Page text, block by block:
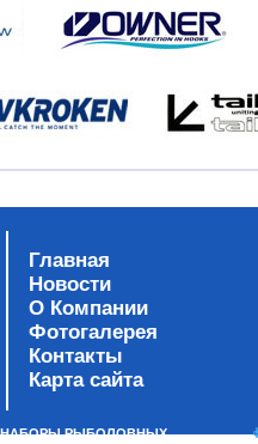
Главная
Новости
О Компании
Фотогалерея
Контакты
Карта сайта
НАБОРЫ РЫБОЛОВНЫХ